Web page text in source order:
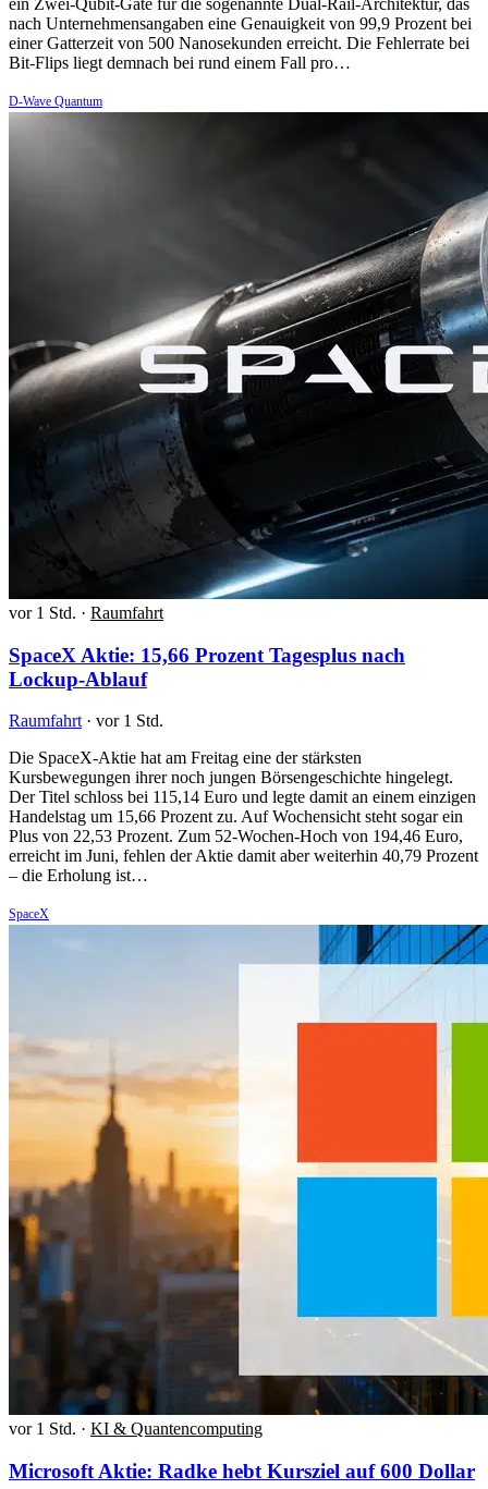
ein Zwei-Qubit-Gate für die sogenannte Dual-Rail-Architektur, das
nach Unternehmensangaben eine Genauigkeit von 99,9 Prozent bei
einer Gatterzeit von 500 Nanosekunden erreicht. Die Fehlerrate bei
Bit-Flips liegt demnach bei rund einem Fall pro…
D-Wave Quantum
vor 1 Std. · Raumfahrt
SpaceX Aktie: 15,66 Prozent Tagesplus nach
Lockup-Ablauf
Raumfahrt · vor 1 Std.
Die SpaceX-Aktie hat am Freitag eine der stärksten
Kursbewegungen ihrer noch jungen Börsengeschichte hingelegt.
Der Titel schloss bei 115,14 Euro und legte damit an einem einzigen
Handelstag um 15,66 Prozent zu. Auf Wochensicht steht sogar ein
Plus von 22,53 Prozent. Zum 52-Wochen-Hoch von 194,46 Euro,
erreicht im Juni, fehlen der Aktie damit aber weiterhin 40,79 Prozent
– die Erholung ist…
SpaceX
vor 1 Std. · KI & Quantencomputing
Microsoft Aktie: Radke hebt Kursziel auf 600 Dollar